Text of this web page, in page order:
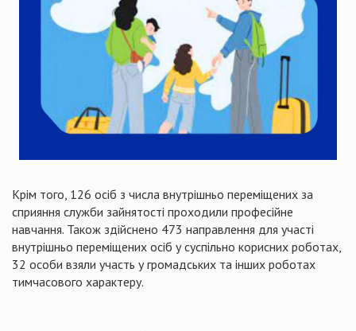
Крім того, 126 осіб з числа внутрішньо переміщених за
сприяння служби зайнятості проходили професійне
навчання. Також здійснено 473 направлення для участі
внутрішньо переміщених осіб у суспільно корисних роботах,
32 особи взяли участь у громадських та інших роботах
тимчасового характеру.